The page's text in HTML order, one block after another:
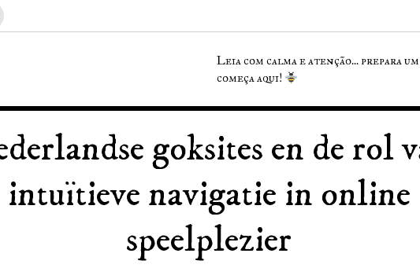
Leia com calma e atenção... prepara
começa aqui!
goksites en de rol
intuïtieve navigatie in online
speelplezier